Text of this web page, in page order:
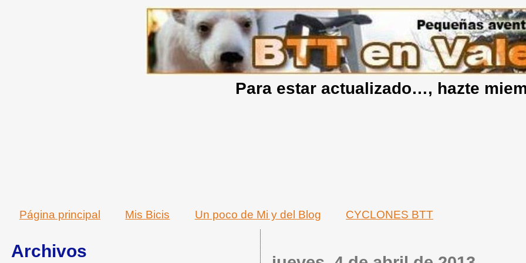
Para estar actualizado…, hazte
Página principal Mis Bicis Un poco de Mi y del Blog CYCLONES BTT
Archivos